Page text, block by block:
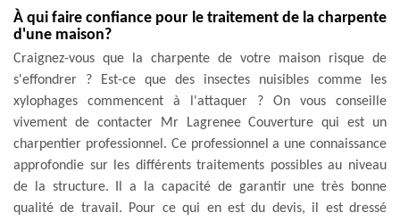
À qui faire confiance pour le traitement de la charpente
d'une maison?
Craignez-vous que la charpente de votre maison risque de
s'effondrer ? Est-ce que des insectes nuisibles comme les
xylophages commencent à l'attaquer ? On vous conseille
vivement de contacter Mr Lagrenee Couverture qui est un
charpentier professionnel. Ce professionnel a une connaissance
approfondie sur les différents traitements possibles au niveau
de la structure. Il a la capacité de garantir une très bonne
qualité de travail. Pour ce qui en est du devis, il est dressé